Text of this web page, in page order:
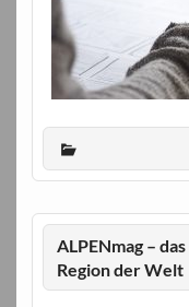
ALPENmag –
Region der Welt